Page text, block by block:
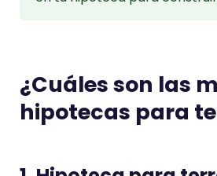
¿Cuáles son las
hipotecas para